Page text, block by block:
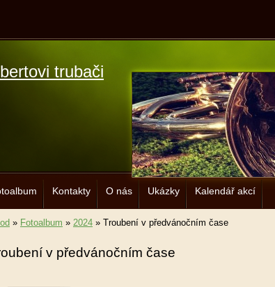
trubači
Kontakty O nás Ukázky Kalendář akcí
» Fotoalbum » 2024 » Troubení v předvánočním čase
v předvánočním čase